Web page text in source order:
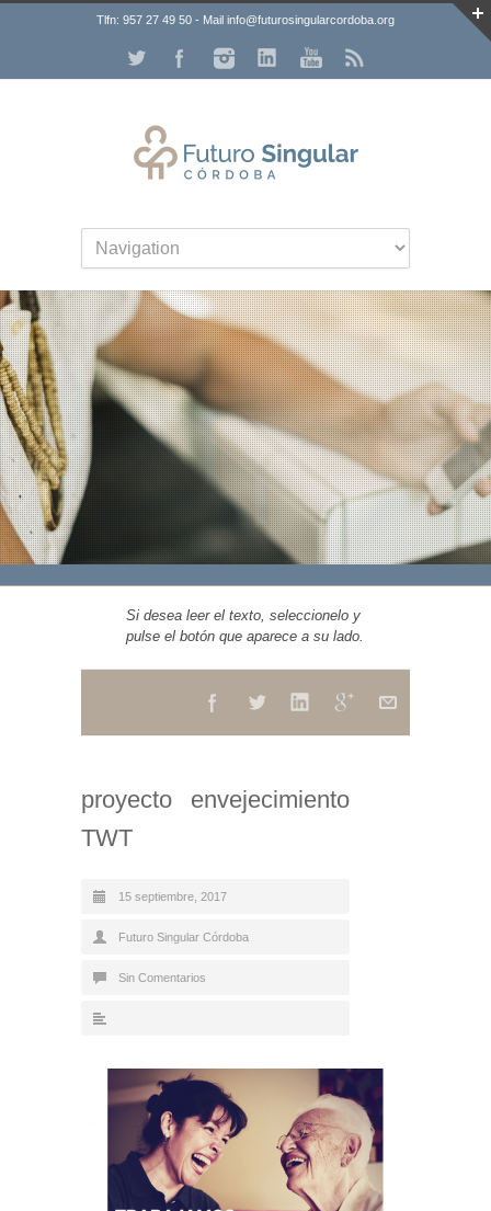
Tlfn: 957 27 49 50 - Mail info@futurosingularcordoba.org
Si desea leer el texto, seleccionelo y
pulse el botón que aparece a su lado.
proyecto envejecimiento
TWT
15 septiembre, 2017
Futuro Singular Córdoba
Sin Comentarios